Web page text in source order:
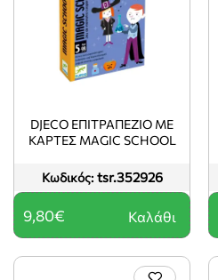
Κωδικός: tsr.352926
DJECO ΕΠΙΤΡΑΠΈΖΙΟ ΜΕ
ΚΆΡΤΕΣ MAGIC SCHOOL
9,80€ Καλάθι